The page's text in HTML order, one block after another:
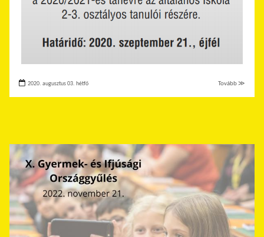
2020. augusztus 03. hétfő Tovább ≫